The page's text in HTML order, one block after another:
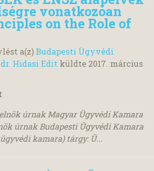
vonatkozóan
on the Role of
a(z)Budapesti Ügyvédi
dr. Hidasi Edit küldte 2017. március
úrnak Magyar Ügyvédi Kamara
úrnak Budapesti Ügyvédi Kamara
kamara) tárgy: Ü...